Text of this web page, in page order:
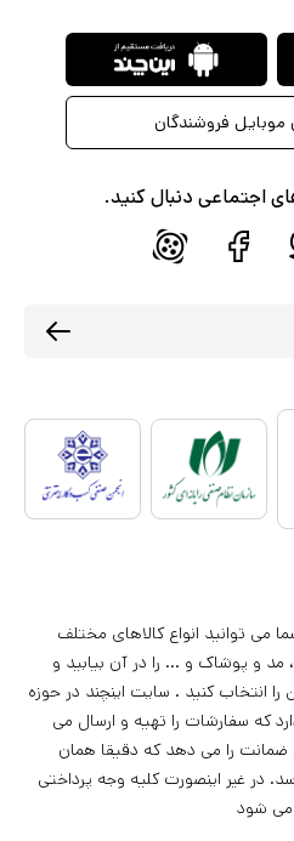
موبایل فروشندگان
اجتماعی دنبال کنید.
می توانید انواع کالاهای مختلف
، مد و پوشاک و ... را در آن بیابید و
انتخاب کنید . سایت اینچند در حوزه
که سفارشات را تهیه و ارسال می
ضمانت را می دهد که دقیقا همان
در غیر اینصورت کلیه وجه پرداختی
می شود